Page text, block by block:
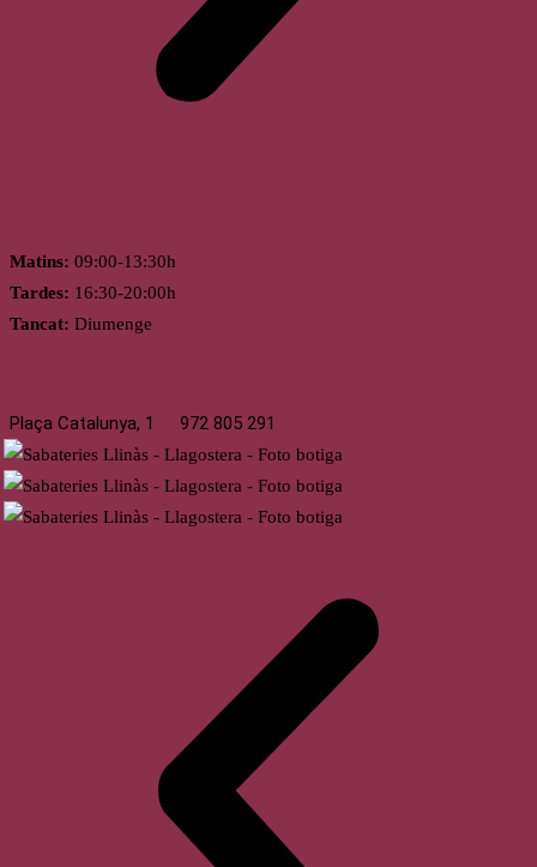
Matins: 09:00-13:30h
Tardes: 16:30-20:00h
Tancat: Diumenge
Plaça Catalunya, 1 972 805 291